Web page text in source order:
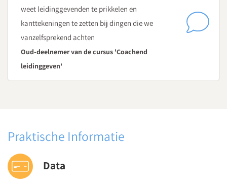
weet leidinggevenden te prikkelen en
kanttekeningen te zetten bij dingen die we
vanzelfsprekend achten
Oud-deelnemer van de cursus 'Coachend
leidinggeven'
Praktische Informatie
Data